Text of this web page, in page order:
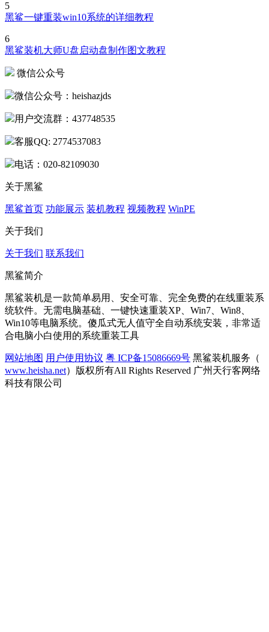
5
黑鲨一键重装win10系统的详细教程
6
黑鲨装机大师U盘启动盘制作图文教程
微信公众号
微信公众号：heishazjds
用户交流群：437748535
客服QQ: 2774537083
电话：020-82109030
关于黑鲨
黑鲨首页 功能展示 装机教程 视频教程 WinPE
关于我们
关于我们 联系我们
黑鲨简介
黑鲨装机是一款简单易用、安全可靠、完全免费的在线重装系
统软件。无需电脑基础、一键快速重装XP、Win7、Win8、
Win10等电脑系统。傻瓜式无人值守全自动系统安装，非常适
合电脑小白使用的系统重装工具
网站地图 用户使用协议 粤 ICP备15086669号 黑鲨装机服务（
www.heisha.net）版权所有All Rights Reserved 广州天行客网络
科技有限公司